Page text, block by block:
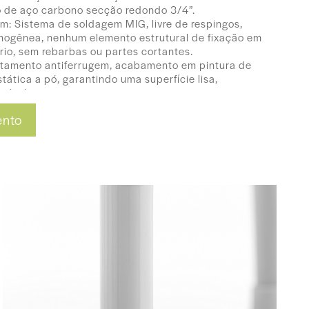
de aço carbono secção redondo 3/4”.
Sistema de soldagem MIG, livre de respingos,
nenhum elemento estrutural de fixação em
sem rebarbas ou partes cortantes.
antiferrugem, acabamento em pintura de
a pó, garantindo uma superfície lisa,
evitam que a estrutura entre em contato com
danificam o piso e garantem maior vida útil ao
estável e resistente, com acabamento de
x 43(A) x 46(P)
41(L) x 46(A) x 46(P)